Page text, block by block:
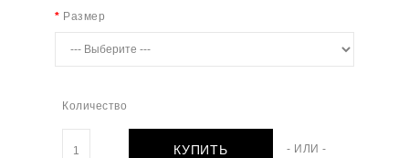
Размер
Количество
КУПИТЬ - ИЛИ -